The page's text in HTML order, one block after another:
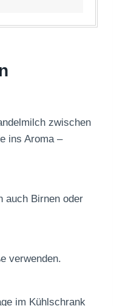
zwischen
ins Aroma –
auch Birnen oder
verwenden.
im Kühlschrank